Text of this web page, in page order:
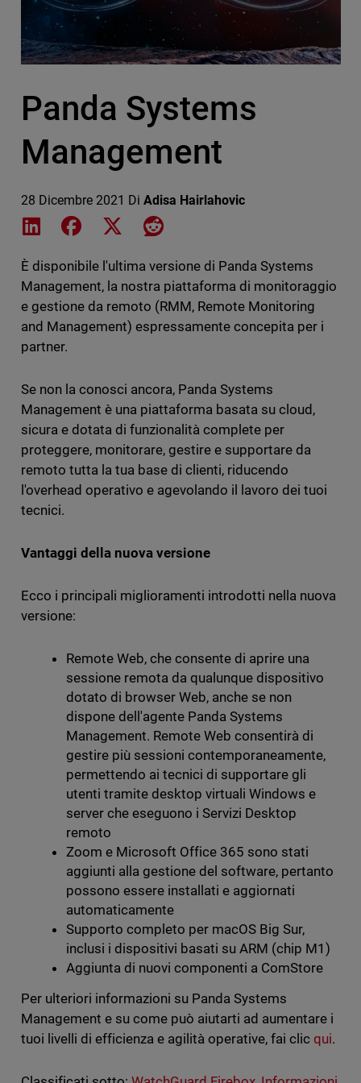
Panda Systems
Management
28 Dicembre 2021 Di Adisa Hairlahovic
Share on LinkedIn
Share on Facebook
Share on XShare on Reddit
È disponibile l'ultima versione di Panda Systems
Management, la nostra piattaforma di monitoraggio
e gestione da remoto (RMM, Remote Monitoring
and Management) espressamente concepita per i
partner.
Se non la conosci ancora, Panda Systems
Management è una piattaforma basata su cloud,
sicura e dotata di funzionalità complete per
proteggere, monitorare, gestire e supportare da
remoto tutta la tua base di clienti, riducendo
l'overhead operativo e agevolando il lavoro dei tuoi
tecnici.
Vantaggi della nuova versione
Ecco i principali miglioramenti introdotti nella nuova
versione:
Remote Web, che consente di aprire una
sessione remota da qualunque dispositivo
dotato di browser Web, anche se non
dispone dell'agente Panda Systems
Management. Remote Web consentirà di
gestire più sessioni contemporaneamente,
permettendo ai tecnici di supportare gli
utenti tramite desktop virtuali Windows e
server che eseguono i Servizi Desktop
remoto
Zoom e Microsoft Office 365 sono stati
aggiunti alla gestione del software, pertanto
possono essere installati e aggiornati
automaticamente
Supporto completo per macOS Big Sur,
inclusi i dispositivi basati su ARM (chip M1)
Aggiunta di nuovi componenti a ComStore
Per ulteriori informazioni su Panda Systems
Management e su come può aiutarti ad aumentare i
tuoi livelli di efficienza e agilità operative, fai clicqui.